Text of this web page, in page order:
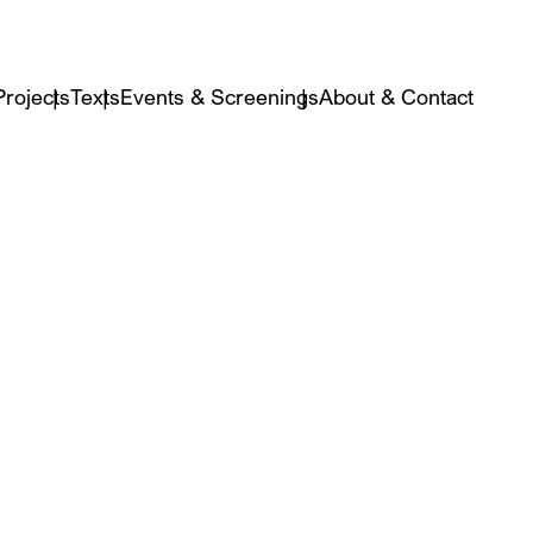
TextsEvents & ScreeningsAbout & Contact